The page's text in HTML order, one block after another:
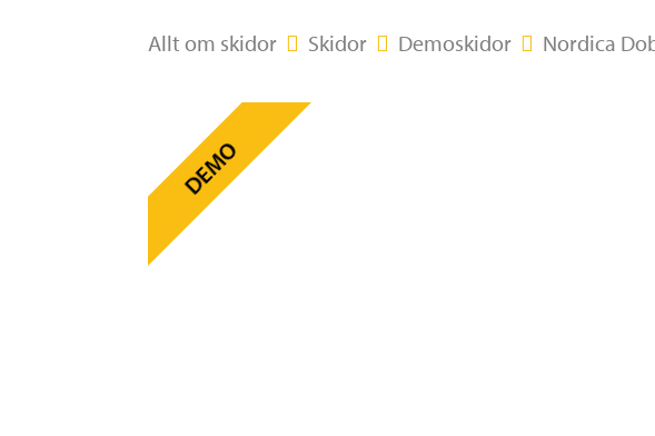
Allt om skidor Skidor Demoskidor Nordica
DEMO